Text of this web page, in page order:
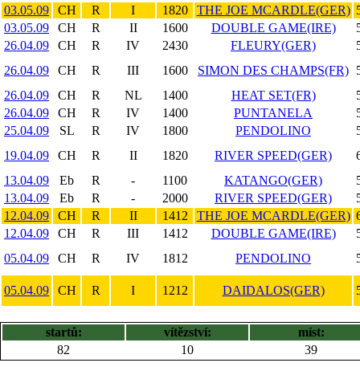
03.05.09
CH R I 1820 THE JOE MCARDLE(GER)
03.05.09
CH R II 1600 DOUBLE GAME(IRE)
26.04.09
CH R IV 2430 FLEURY(GER)
26.04.09
CH R III 1600 SIMON DES CHAMPS(FR)
26.04.09
CH R NL 1400 HEAT SET(FR)
26.04.09
CH R IV 1400 PUNTANELA
25.04.09
SL R IV 1800 PENDOLINO
19.04.09
CH R II 1820 RIVER SPEED(GER)
13.04.09
Eb R - 1100 KATANGO(GER)
13.04.09
Eb R - 2000 RIVER SPEED(GER)
12.04.09
CH R II 1412 THE JOE MCARDLE(GER)
12.04.09
CH R III 1412 DOUBLE GAME(IRE)
05.04.09
CH R IV 1812 PENDOLINO
05.04.09 CH R I 1212 DAIDALOS(GER)
startů: vítězství:
míst:
82
10 39